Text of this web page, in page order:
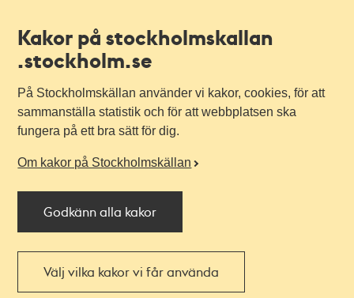
Kakor på stockholmskallan
.stockholm.se
På Stockholmskällan använder vi kakor, cookies, för att
sammanställa statistik och för att webbplatsen ska
fungera på ett bra sätt för dig.
Om kakor på Stockholmskällan
Godkänn alla kakor
Välj vilka kakor vi får använda